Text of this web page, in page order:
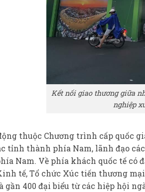
Kết nối giao thương giữa
nghiệp
thuộc Chương trình cấp quốc
tỉnh thành phía Nam, lãnh đạo
Nam. Về phía khách quốc tế có
tế, Tổ chức Xúc tiến thương
gần 400 đại biểu từ các hiệp hội